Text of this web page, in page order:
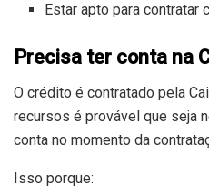
Estar apto para contratar
Precisa ter conta na
O crédito é contratado pela
recursos é provável que seja
conta no momento da
Isso porque: